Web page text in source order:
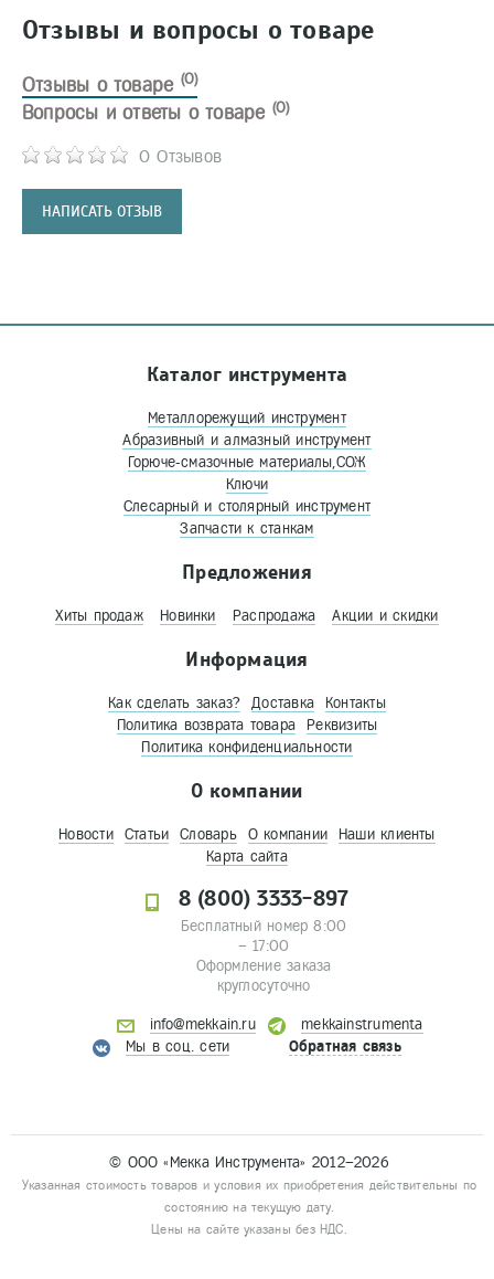
Отзывы и вопросы о товаре
Отзывы о товаре (0)
0 Отзывов
НАПИСАТЬ ОТЗЫВ
Вопросы и ответы о товаре (0)
Каталог инструмента
Металлорежущий инструмент
Абразивный и алмазный инструмент
Горюче-смазочные материалы,СОЖ
Ключи
Слесарный и столярный инструмент
Запчасти к станкам
Предложения
Хиты продаж Новинки Распродажа Акции и скидки
Информация
Как сделать заказ? Доставка
Контакты
Политика возврата товара
Реквизиты
Политика конфиденциальности
О компании
Новости Статьи Словарь О компании
Наши клиенты
Карта сайта
8 (800) 3333-897
Бесплатный номер 8:00
– 17:00
Оформление заказа
круглосуточно
info@mekkain.ru
mekkainstrumenta
Мы в соц. сети
Обратная связь
© ООО «Мекка Инструмента» 2012–2026
Указанная стоимость товаров и условия их приобретения действительны по
состоянию на текущую дату.
Цены на сайте указаны без НДС.